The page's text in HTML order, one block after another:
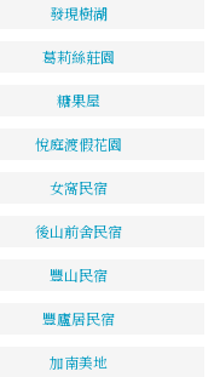
發現樹湖
葛莉絲莊園
糖果屋
悅庭渡假花園
女窩民宿
後山前舍民宿
豐山民宿
豐廬居民宿
加南美地